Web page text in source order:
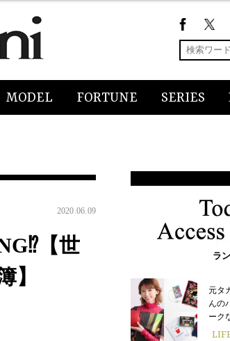
MODEL FORTUNE SERIES
2020.06.09
【世
】
ラ
元タ
んの
ーク